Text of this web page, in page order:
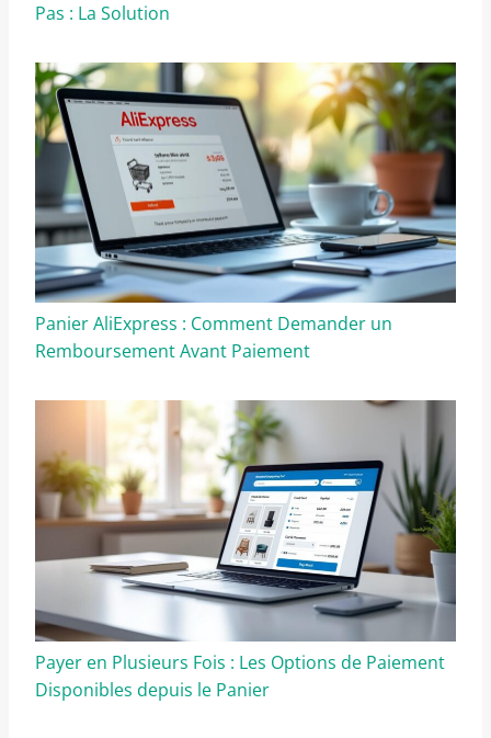
Pas : La Solution
Panier AliExpress : Comment Demander un
Remboursement Avant Paiement
Payer en Plusieurs Fois : Les Options de Paiement
Disponibles depuis le Panier